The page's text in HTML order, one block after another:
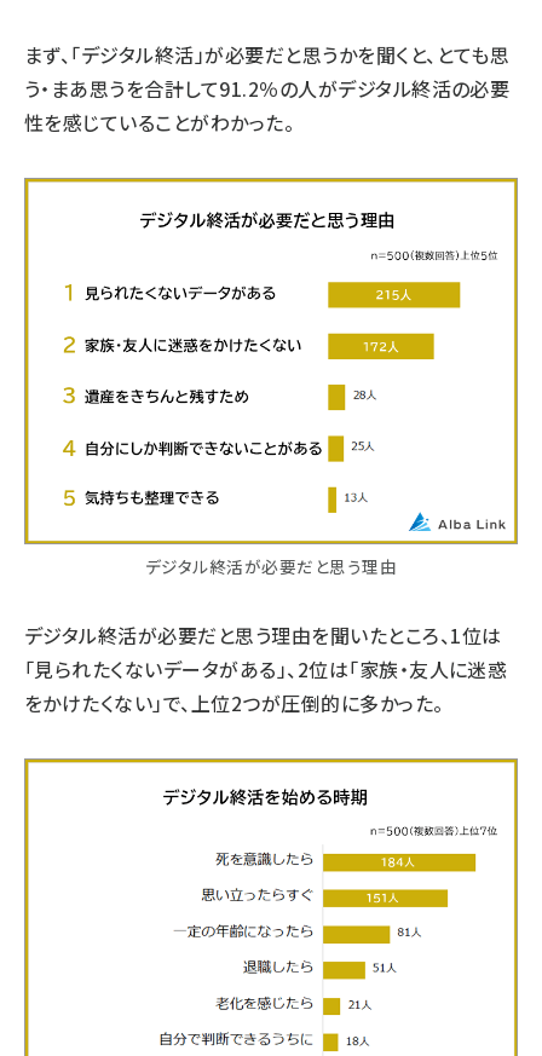
まず、「デジタル終活」が必要だと思うかを聞くと、とても思
う・まあ思うを合計して91.2％の人がデジタル終活の必要
性を感じていることがわかった。
デジタル終活が必要だと思う理由
デジタル終活が必要だと思う理由を聞いたところ、1位は
「見られたくないデータがある」、2位は「家族・友人に迷惑
をかけたくない」で、上位2つが圧倒的に多かった。